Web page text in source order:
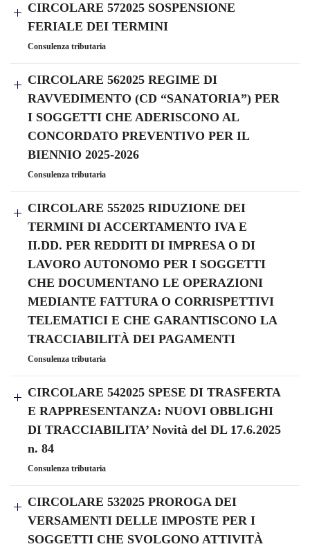
CIRCOLARE 572025 SOSPENSIONE
FERIALE DEI TERMINI
Consulenza tributaria
CIRCOLARE 562025 REGIME DI
RAVVEDIMENTO (CD “SANATORIA”) PER
I SOGGETTI CHE ADERISCONO AL
CONCORDATO PREVENTIVO PER IL
BIENNIO 2025-2026
Consulenza tributaria
CIRCOLARE 552025 RIDUZIONE DEI
TERMINI DI ACCERTAMENTO IVA E
II.DD. PER REDDITI DI IMPRESA O DI
LAVORO AUTONOMO PER I SOGGETTI
CHE DOCUMENTANO LE OPERAZIONI
MEDIANTE FATTURA O CORRISPETTIVI
TELEMATICI E CHE GARANTISCONO LA
TRACCIABILITÀ DEI PAGAMENTI
Consulenza tributaria
CIRCOLARE 542025 SPESE DI TRASFERTA
E RAPPRESENTANZA: NUOVI OBBLIGHI
DI TRACCIABILITA’ Novità del DL 17.6.2025
n. 84
Consulenza tributaria
CIRCOLARE 532025 PROROGA DEI
VERSAMENTI DELLE IMPOSTE PER I
SOGGETTI CHE SVOLGONO ATTIVITÀ